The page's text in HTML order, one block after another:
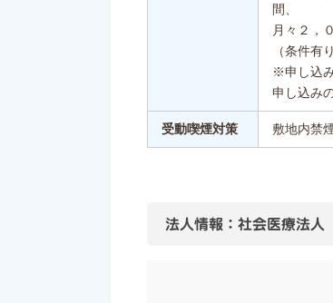
間、
月々２，
（条件有り
※申し込
申し込み
受動喫煙対策 敷地内禁
法人情報：社会医療法